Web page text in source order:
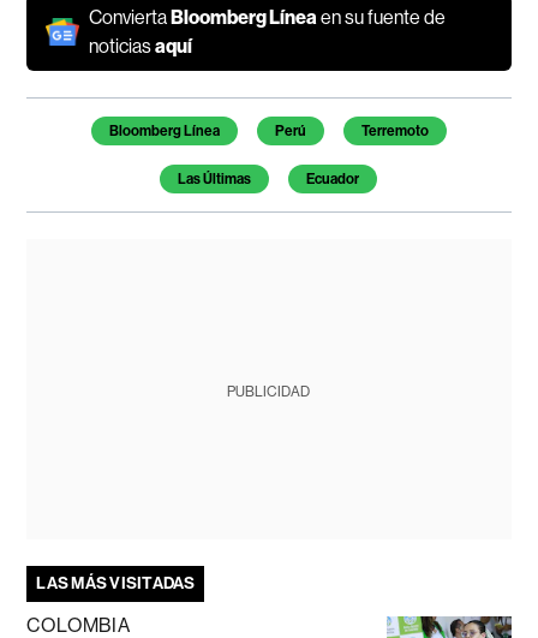
ConviertaBloomberg Líneaen su fuente de
noticiasaquí
Temas de este artículo
Bloomberg Línea Perú Terremoto
Las Últimas Ecuador
PUBLICIDAD
LAS MÁS VISITADAS
COLOMBIA